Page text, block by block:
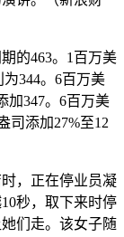
的463。1百万美
344。6百万美
加347。6百万美
司添加27%至12
，正在停业员凝
秒，取下来时停
们走。该女子随